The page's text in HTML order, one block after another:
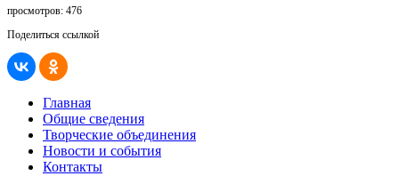
просмотров: 476
Поделиться ссылкой
Главная
Общие сведения
Творческие объединения
Новости и события
Контакты